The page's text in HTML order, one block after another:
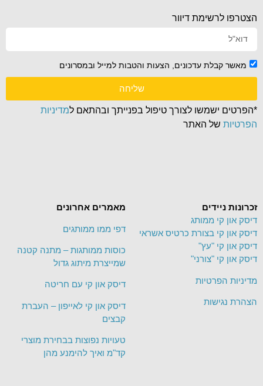
מאמרים אחרונים
דפי ממו ממותגים
כוסות ממותגות – מתנה קטנה
שמייצרת מיתוג גדול
דיסק און קי עם חריטה
דיסק און קי לאייפון – העברת
קבצים
טעויות נפוצות בבחירת מוצרי
קד"מ ואיך להימנע מהן
זכרונות ניידים
דיסק און קי ממותג
דיסק און קי בצורת כרטיס אשראי
דיסק און קי "עץ"
דיסק און קי "צורני"
מדיניות הפרטיות
הצהרת נגישות
הצטרפו לרשימת דיוור
מאשר קבלת עדכונים, הצעות והטבות למייל ובמסרונים
שליחה
*הפרטים ישמשו לצורך טיפול בפנייתך ובהתאם למדיניות
הפרטיות של האתר